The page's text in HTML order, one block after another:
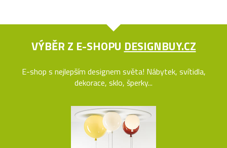
VÝBĚR Z E-SHOPU DESIGNBUY.CZ
E-shop s nejlepším designem světa! Nábytek, svítidla,
dekorace, sklo, šperky...